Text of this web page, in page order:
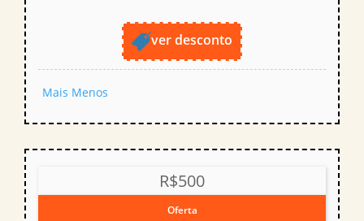
ver desconto
Mais Menos
R$500
Oferta